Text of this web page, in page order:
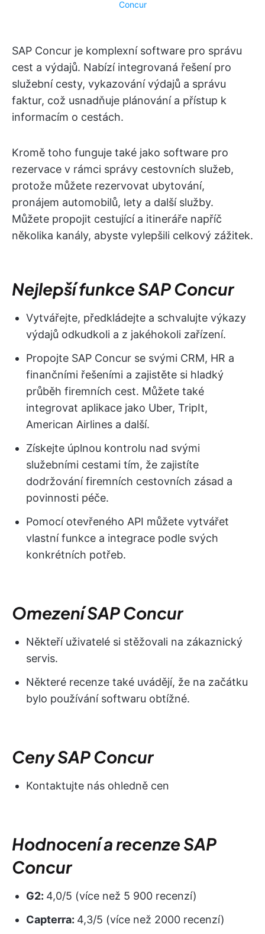
Concur
SAP Concur je komplexní software pro správu
cest a výdajů. Nabízí integrovaná řešení pro
služební cesty, vykazování výdajů a správu
faktur, což usnadňuje plánování a přístup k
informacím o cestách.
Kromě toho funguje také jako software pro
rezervace v rámci správy cestovních služeb,
protože můžete rezervovat ubytování,
pronájem automobilů, lety a další služby.
Můžete propojit cestující a itineráře napříč
několika kanály, abyste vylepšili celkový zážitek.
Nejlepší funkce SAP Concur
Vytvářejte, předkládejte a schvalujte výkazy
výdajů odkudkoli a z jakéhokoli zařízení.
Propojte SAP Concur se svými CRM, HR a
finančními řešeními a zajistěte si hladký
průběh firemních cest. Můžete také
integrovat aplikace jako Uber, TripIt,
American Airlines a další.
Získejte úplnou kontrolu nad svými
služebními cestami tím, že zajistíte
dodržování firemních cestovních zásad a
povinnosti péče.
Pomocí otevřeného API můžete vytvářet
vlastní funkce a integrace podle svých
konkrétních potřeb.
Omezení SAP Concur
Někteří uživatelé si stěžovali na zákaznický
servis.
Některé recenze také uvádějí, že na začátku
bylo používání softwaru obtížné.
Ceny SAP Concur
Kontaktujte nás ohledně cen
Hodnocení a recenze SAP
Concur
G2: 4,0/5 (více než 5 900 recenzí)
Capterra: 4,3/5 (více než 2000 recenzí)